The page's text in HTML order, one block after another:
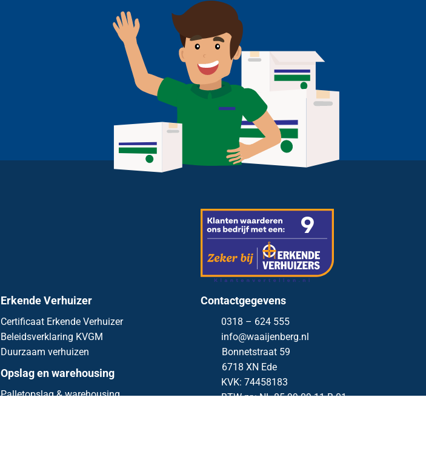
Erkende Verhuizer
Certificaat Erkende Verhuizer
Beleidsverklaring KVGM
Duurzaam verhuizen
Opslag en warehousing
Palletopslag & warehousing
Contactgegevens
0318 – 624 555
info@waaijenberg.nl
Bonnetstraat 59
6718 XN Ede
KVK: 74458183
BTW nr.: NL 85.99.09.11.B.01